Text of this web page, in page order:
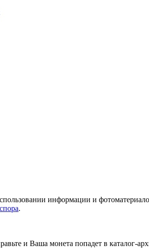
информации и
.
и Ваша монета попадет в